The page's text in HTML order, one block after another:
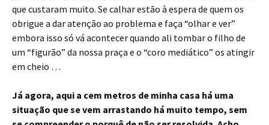
que custaram muito. Se calhar estão à espera de quem os
obrigue a dar atenção ao problema e faça “olhar e ver”
embora isso só vá acontecer quando ali tombar o filho de
um “figurão” da nossa praça e o “coro mediático” os atingir
em cheio …
Já agora, aqui a cem metros de minha casa há uma
situação que se vem arrastando há muito tempo, sem